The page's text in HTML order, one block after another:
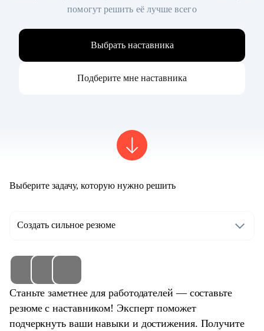
помогут решить её лучше всего
Выбрать наставника
Подберите мне наставника
Выберите задачу, которую нужно решить
Создать сильное резюме
Станьте заметнее для работодателей — составьте
резюме с наставником! Эксперт поможет
подчеркнуть ваши навыки и достижения. Получите